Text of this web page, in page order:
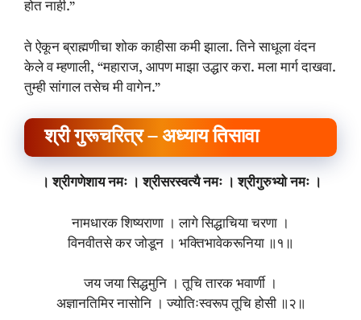
होत नाही.”
ते ऐकून ब्राह्मणीचा शोक काहीसा कमी झाला. तिने साधूला वंदन
केले व म्हणाली, “महाराज, आपण माझा उद्धार करा. मला मार्ग दाखवा.
तुम्ही सांगाल तसेच मी वागेन.”
श्री गुरूचरित्र – अध्याय तिसावा
। श्रीगणेशाय नमः । श्रीसरस्वत्यै नमः । श्रीगुरुभ्यो नमः ।
नामधारक शिष्यराणा । लागे सिद्धाचिया चरणा ।
विनवीतसे कर जोडून । भक्तिभावेकरूनिया ॥१॥
जय जया सिद्धमुनि । तूचि तारक भवार्णी ।
अज्ञानतिमिर नासोनि । ज्योतिःस्वरूप तूचि होसी ॥२॥